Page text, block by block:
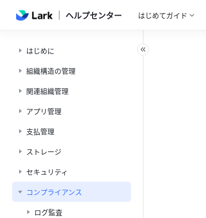
ヘルプセンター はじめてガイド
はじめに
組織構造の管理
関連組織管理
アプリ管理
支払管理
ストレージ
セキュリティ
コンプライアンス
ログ監査